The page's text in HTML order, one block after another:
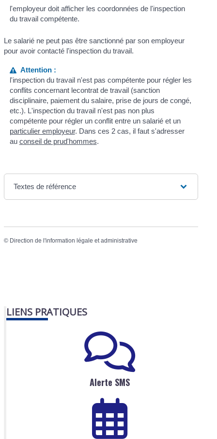
l'employeur doit afficher les coordonnées de l'inspection
du travail compétente.
Le salarié ne peut pas être sanctionné par son employeur
pour avoir contacté l'inspection du travail.
Attention :
l'inspection du travail n'est pas compétente pour régler les
conflits concernant lecontrat de travail (sanction
disciplinaire, paiement du salaire, prise de jours de congé,
etc.). L'inspection du travail n'est pas non plus
compétente pour régler un conflit entre un salarié et un
particulier employeur. Dans ces 2 cas, il faut s'adresser
au conseil de prud'hommes.
Textes de référence
© Direction de l'information légale et administrative
LIENS PRATIQUES
Alerte SMS